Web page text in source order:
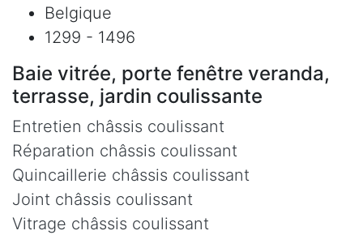
Belgique
1299 - 1496
Baie vitrée, porte fenêtre veranda,
terrasse, jardin coulissante
Entretien châssis coulissant
Réparation châssis coulissant
Quincaillerie châssis coulissant
Joint châssis coulissant
Vitrage châssis coulissant